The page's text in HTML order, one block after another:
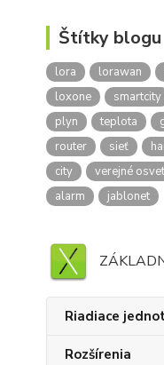
Štítky blogu
lora lorawan
loxone
smartcity
plyn
teplota
router
sieť
city
verejné
alarm
jablonet
Riadiace
Rozšírenia